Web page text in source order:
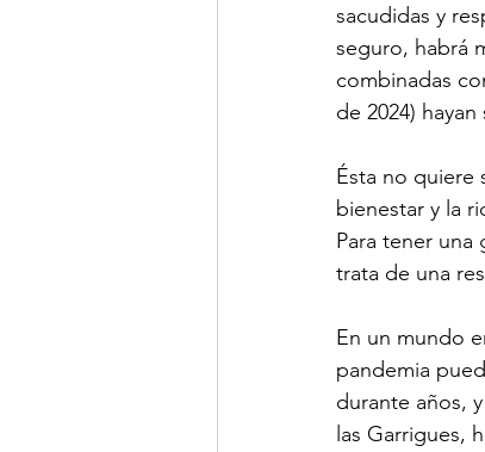
sacudidas y
seguro, habrá
combinadas
de 2024)
Ésta no quiere
bienestar y la
Para tener una
trata de una
En un mundo
pandemia
durante años,
las Garrigues,